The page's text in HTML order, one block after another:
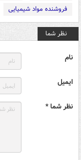
فروشنده مواد شیمیایی
نظر شما
نام
ایمیل
نظر شما *